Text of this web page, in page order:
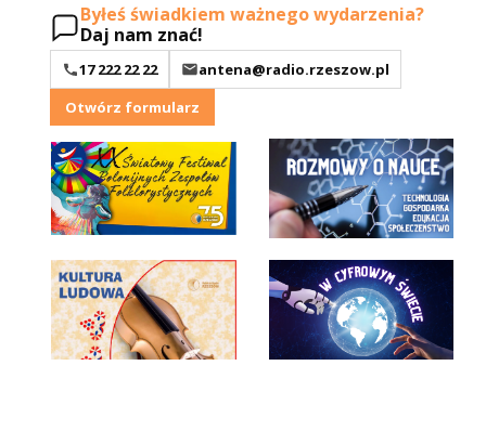
Byłeś świadkiem ważnego wydarzenia?
Daj nam znać!
17 222 22 22
antena@radio.rzeszow.pl
Otwórz formularz